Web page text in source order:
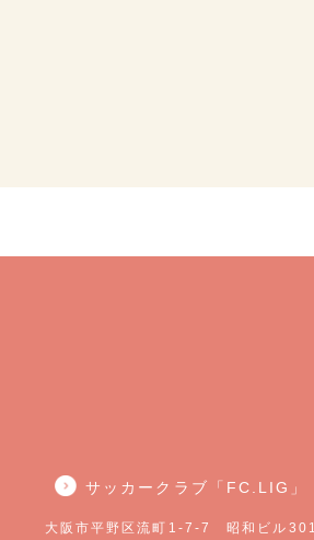
サッカークラブ「FC.LIG」
大阪市平野区流町1-7-7 昭和ビル301